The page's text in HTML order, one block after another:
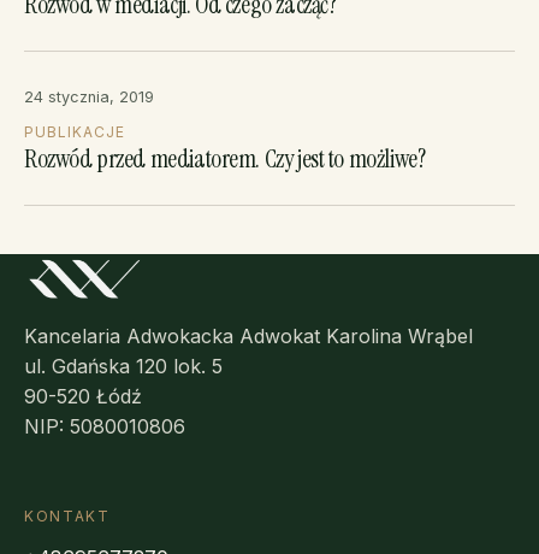
24 stycznia, 2019
PUBLIKACJE
Rozwód przed mediatorem. Czy jest to możliwe?
Kancelaria Adwokacka Adwokat Karolina Wrąbel
ul. Gdańska 120 lok. 5
90-520 Łódź
NIP: 5080010806
KONTAKT